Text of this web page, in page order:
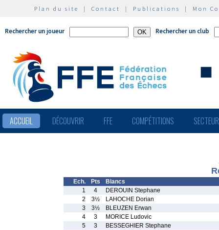
Plan du site | Contact | Publications | Mon
Rechercher un joueur Rechercher un club
ACCUEIL DÉCOUVRIR FFE COMPÉTITIONS
Ech. Pts
Blancs
1
4
DEROUIN Stephane
2
3½
LAHOCHE Dorian
3
3½
BLEUZEN Erwan
4
3
MORICE Ludovic
5
3
BESSEGHIER Stephane